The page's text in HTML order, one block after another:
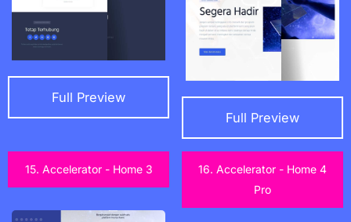
Full Preview
Full Preview
15. Accelerator - Home 3
16. Accelerator - Home 4
Pro